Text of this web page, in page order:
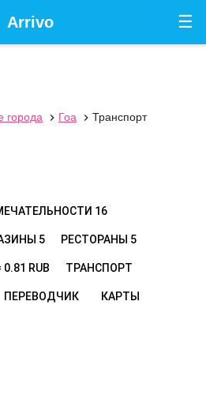
☰
Arrivo
города  Гоа  Транспорт
16
5 РЕСТОРАНЫ 5
0.81 RUB ТРАНСПОРТ
ПЕРЕВОДЧИК КАРТЫ